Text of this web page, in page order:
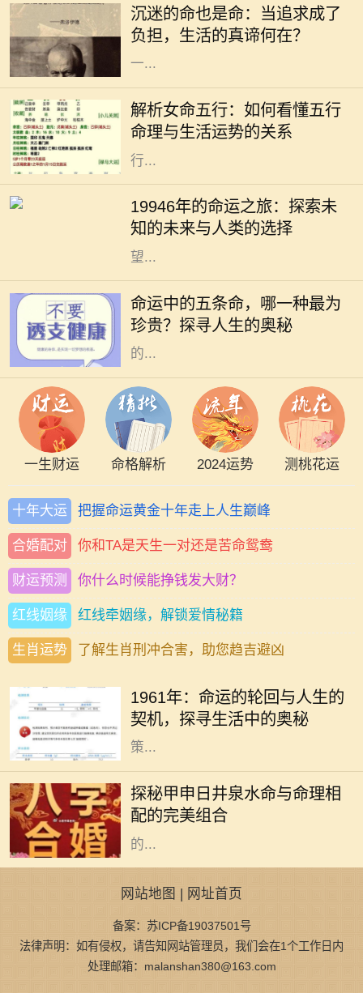
沉迷的命也是命：当追求成了
负担，生活的真谛何在？
业，不惜陷入沉迷的状态。沉迷看似
是对某件事的热爱，但当热爱演变为
一...
解析女命五行：如何看懂五行
命理与生活运势的关系
在中国传统命理学中，五行是理解命
运的重要工具。五行分别为金、木、
水、火、土，它们相互生克，影响着
每个人的命运。特别是女性命理，五
行...
19946年的命运之旅：探索未
知的未来与人类的选择
19946年的命运之旅：探索未知的未
来与人类的选择 19946年，这一年在
人类历史的长河中似乎显得异常遥
远。若我们从今日的视角向未来展
望...
命运中的五条命，哪一种最为
珍贵？探寻人生的奥秘
在人生的旅途中，我们每个人都在不
断探索自身的命运，而命运通常被视
为未知而神秘。在中国文化中，“五
条命”是一个富有哲理性的概念，指
的...
一生财运 命格解析 2024运势 测桃花运
十年大运 把握命运黄金十年走上人生巅峰
合婚配对 你和TA是天生一对还是苦命鸳鸯
财运预测 你什么时候能挣钱发大财？
红线姻缘 红线牵姻缘，解锁爱情秘籍
生肖运势 了解生肖刑冲合害，助您趋吉避凶
1961年：命运的轮回与人生的
契机，探寻生活中的奥秘
1961年，这是一个在历史长河中略显
一年，许多人经历了生命中的重大转
折，也采取了改变人生方向的重要决
策...
探秘甲申日井泉水命与命理相
配的完美组合
在庞大的命理学世界中，甲申日井泉
水命是其中的一颗璀璨明珠。它所象
征的内涵和特质，使得它在众多命格
中拥有独特的魅力和影响力。命理学
的...
网站地图 | 网址首页
备案：苏ICP备19037501号
法律声明：如有侵权，请告知网站管理员，我们会在1个工作日内
处理邮箱：malanshan380@163.com